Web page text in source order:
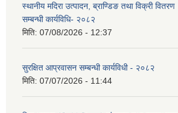
स्थानीय मदिरा उत्पादन, ब्राण्डिङ तथा विक्री वितरण
सम्बन्धी कार्यविधि- २०८२
मिति: 07/08/2026 - 12:37
सुरक्षित आप्रवासन सम्बन्धी कार्यविधी - २०८२
मिति: 07/07/2026 - 11:44